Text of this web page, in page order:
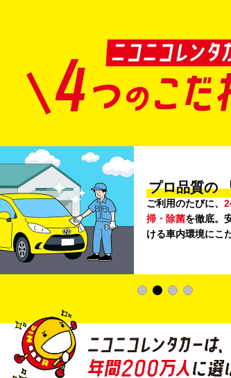
プロ品質の
ご利用のたびに、
掃・除菌を徹底。
ける車内環境にこ